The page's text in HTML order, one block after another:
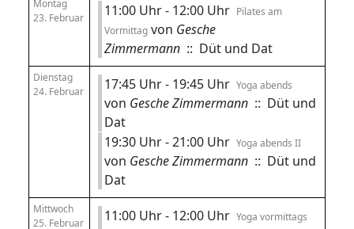
Montag
23. Februar
11:00 Uhr - 12:00 Uhr Pilates am
Vormittag von Gesche
Zimmermann :: Düt und Dat
Dienstag
24. Februar
17:45 Uhr - 19:45 Uhr Yoga abends
von Gesche Zimmermann :: Düt und
Dat
19:30 Uhr - 21:00 Uhr Yoga abends II
von Gesche Zimmermann :: Düt und
Dat
Mittwoch
25. Februar
11:00 Uhr - 12:00 Uhr Yoga vormittags